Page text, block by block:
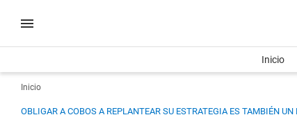
Inicio
Inicio
OBLIGAR A COBOS A REPLANTEAR SU ESTRATEGIA ES TAMBIÉN